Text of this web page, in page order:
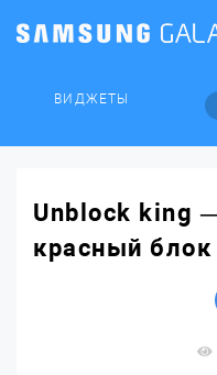
ВИДЖЕТЫ
Unblock king
красный блок